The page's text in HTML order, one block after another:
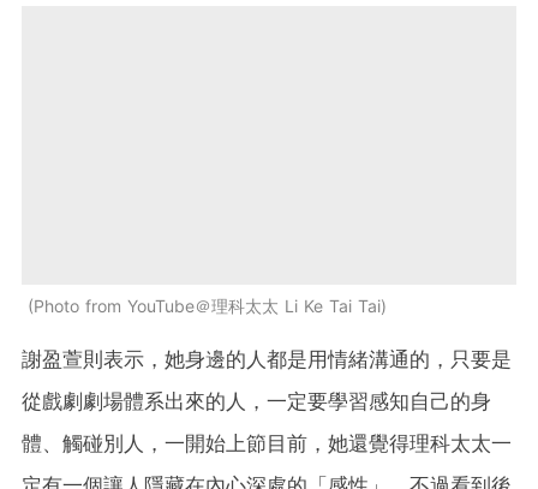
Photo from YouTube＠理科太太 Li Ke Tai Tai
謝盈萱則表示，她身邊的人都是用情緒溝通的，只要是
從戲劇劇場體系出來的人，一定要學習感知自己的身
體、觸碰別人，一開始上節目前，她還覺得理科太太一